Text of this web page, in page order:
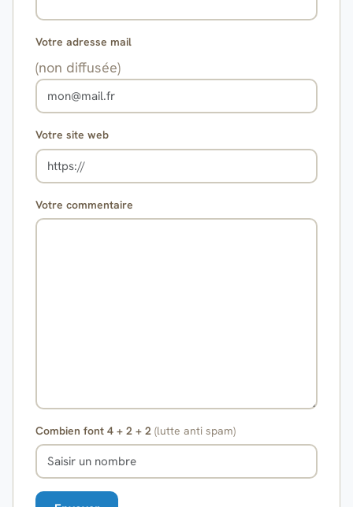
Votre adresse mail
(non diffusée)
Votre site web
Votre commentaire
Combien font 4 + 2 + 2 (lutte anti spam)